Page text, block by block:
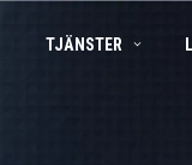
TJÄNSTER